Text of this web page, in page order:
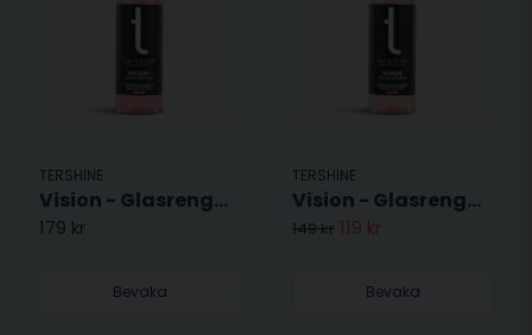
TERSHINE
Vision - Glasrengöring med avrinning 500 ml
179 kr
Bevaka
TERSHINE
Vision - Glasrengöring 500 ml
149 kr 119 kr
Bevaka